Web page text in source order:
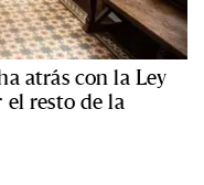
atrás con la Ley
el resto de la